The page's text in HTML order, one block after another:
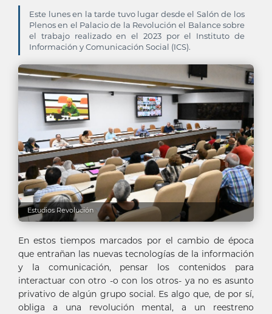
Este lunes en la tarde tuvo lugar desde el Salón de los
Plenos en el Palacio de la Revolución el Balance sobre
el trabajo realizado en el 2023 por el Instituto de
Información y Comunicación Social (ICS).
Estudios Revolución
En estos tiempos marcados por el cambio de época
que entrañan las nuevas tecnologías de la información
y la comunicación, pensar los contenidos para
interactuar con otro -o con los otros- ya no es asunto
privativo de algún grupo social. Es algo que, de por sí,
obliga a una revolución mental, a un reestreno